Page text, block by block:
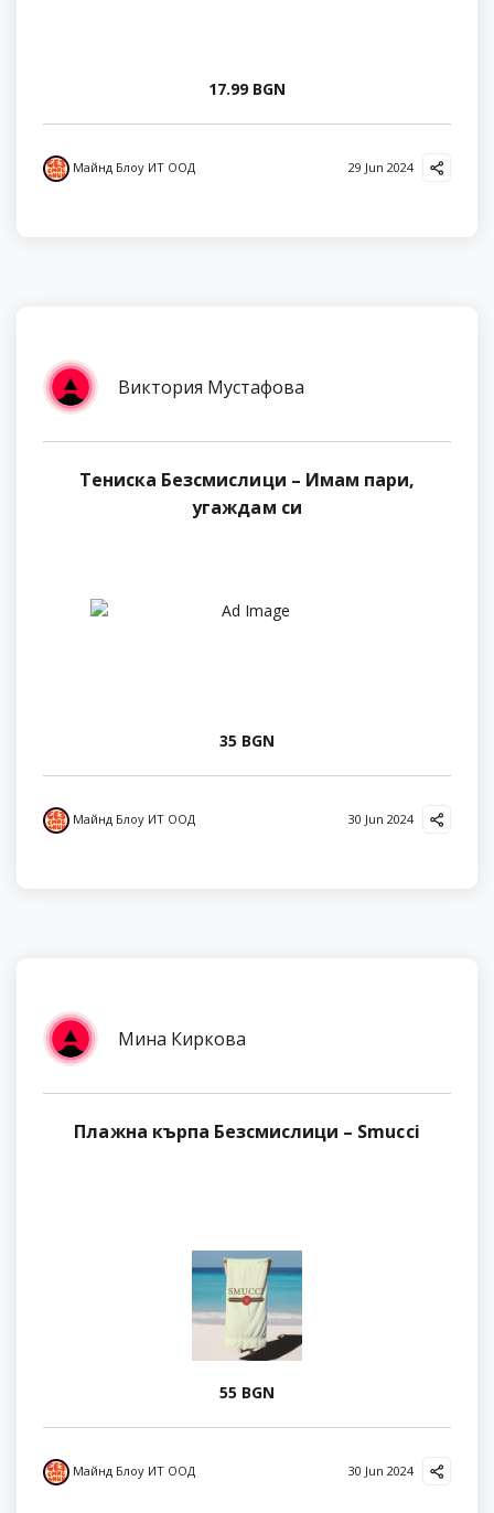
17.99 BGN
Майнд Блоу ИТ ООД 29 Jun 2024
Виктория Мустафова
Тениска Безсмислици – Имам пари,
угаждам си
35 BGN
Майнд Блоу ИТ ООД 30 Jun 2024
Мина Киркова
Плажна кърпа Безсмислици – Smucci
55 BGN
Майнд Блоу ИТ ООД 30 Jun 2024